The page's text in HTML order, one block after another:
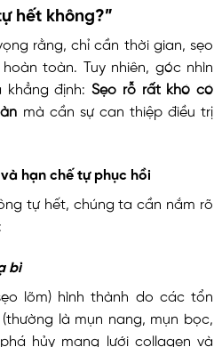
hết không?”
rằng, chỉ cần thời gian, sẹo
toàn. Tuy nhiên, góc nhìn
khẳng định:Sẹo rỗ rất khó có
mà cần sự can thiệp điều trị
hạn chế tự phục hồi
tự hết, chúng ta cần nắm rõ
bì
lõm) hình thành do các tổn
là mụn nang, mụn bọc,
hủy mạng lưới collagen và